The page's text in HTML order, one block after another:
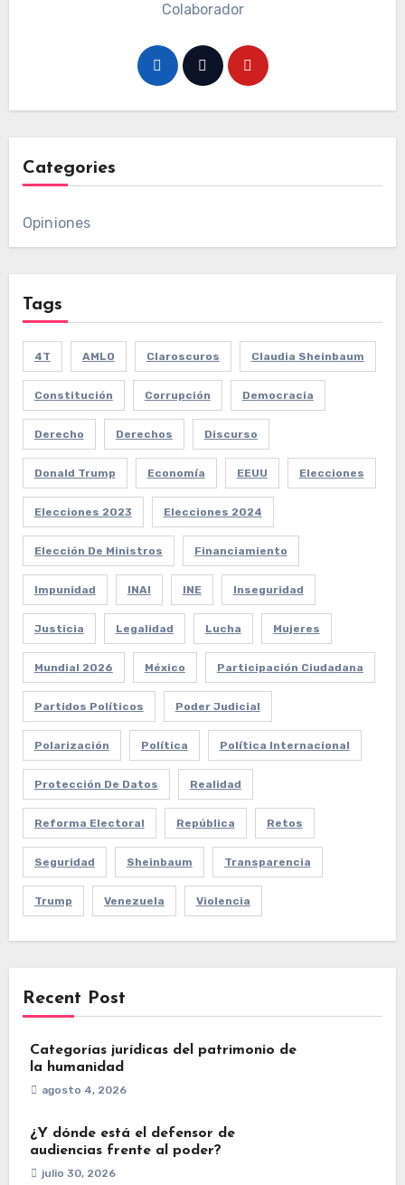
Colaborador
Categories
Opiniones
Tags
4T AMLO Claroscuros Claudia Sheinbaum
Constitución Corrupción Democracia
Derecho Derechos Discurso
Donald Trump Economía EEUU Elecciones
Elecciones 2023 Elecciones 2024
Elección De Ministros Financiamiento
Impunidad INAI INE Inseguridad
Justicia Legalidad Lucha Mujeres
Mundial 2026 México Participación Ciudadana
Partidos Políticos Poder Judicial
Polarización Política Política Internacional
Protección De Datos Realidad
Reforma Electoral República Retos
Seguridad Sheinbaum Transparencia
Trump Venezuela Violencia
Recent Post
Categorías jurídicas del patrimonio de
la humanidad
agosto 4, 2026
¿Y dónde está el defensor de
audiencias frente al poder?
julio 30, 2026